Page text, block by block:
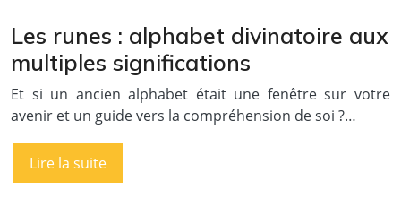
Les runes : alphabet divinatoire aux
multiples significations
Et si un ancien alphabet était une fenêtre sur votre
avenir et un guide vers la compréhension de soi ?…
Lire la suite